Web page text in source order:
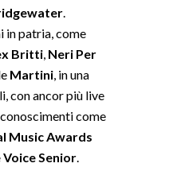
in patria, come
Britti Neri Per
Martini , in una
con ancor più live
come
Music Awards
Senior